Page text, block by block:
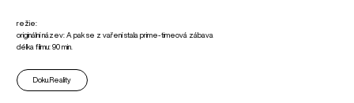
režie:
originální název: A pak se z vaření stala prime-timeová zábava
délka filmu: 90 min.
Doku.Reality